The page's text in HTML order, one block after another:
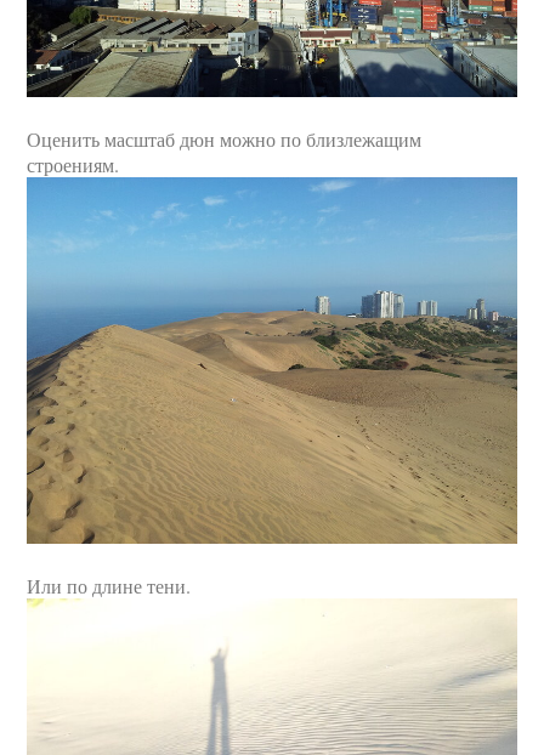
Оценить масштаб дюн можно по близлежащим
строениям.
Или по длине тени.